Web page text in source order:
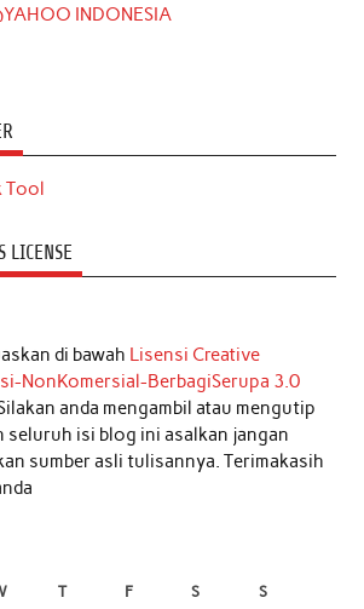
INDONESIA
LICENSE
di bawah Lisensi Creative
NonKomersial-BerbagiSerupa 3.0
anda mengambil atau mengutip
seluruh isi blog ini asalkan jangan
sumber asli tulisannya. Terimakasih
T F S S